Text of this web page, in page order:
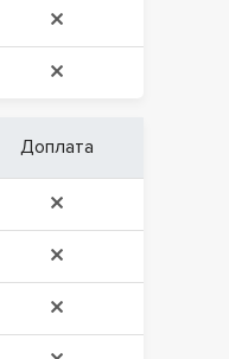
Доплата